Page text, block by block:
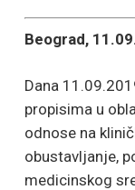
Beograd,
Dana
propisima u
odnose na
obustavljanje,
medicinskog